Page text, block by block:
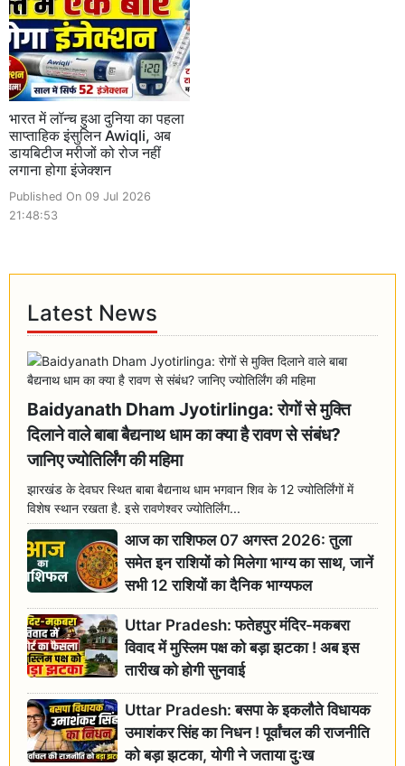
भारत में लॉन्च हुआ दुनिया का पहला
साप्ताहिक इंसुलिन Awiqli, अब
डायबिटीज मरीजों को रोज नहीं
लगाना होगा इंजेक्शन
Published On 09 Jul 2026
21:48:53
Latest News
Baidyanath Dham Jyotirlinga: रोगों से मुक्ति
दिलाने वाले बाबा बैद्यनाथ धाम का क्या है रावण से संबंध?
जानिए ज्योतिर्लिंग की महिमा
झारखंड के देवघर स्थित बाबा बैद्यनाथ धाम भगवान शिव के 12 ज्योतिर्लिंगों में
विशेष स्थान रखता है. इसे रावणेश्वर ज्योतिर्लिंग...
आज का राशिफल 07 अगस्त 2026: तुला
समेत इन राशियों को मिलेगा भाग्य का साथ, जानें
सभी 12 राशियों का दैनिक भाग्यफल
Uttar Pradesh: फतेहपुर मंदिर-मकबरा
विवाद में मुस्लिम पक्ष को बड़ा झटका ! अब इस
तारीख को होगी सुनवाई
Uttar Pradesh: बसपा के इकलौते विधायक
उमाशंकर सिंह का निधन ! पूर्वांचल की राजनीति
को बड़ा झटका, योगी ने जताया दुःख